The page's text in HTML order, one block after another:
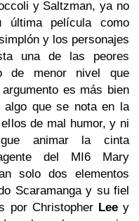
y Saltzman, ya no
última película como
y los personajes
una de las peores
de menor nivel que
es más bien
algo que se nota en la
de mal humor, y ni
animar la cinta
del MI6 Mary
solo dos elementos
Scaramanga y su fiel
por Christopher Leey